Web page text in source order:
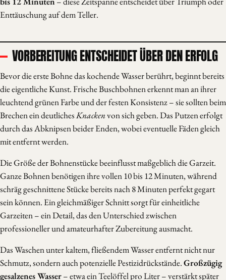
Enttäuschung auf dem Teller.
VORBEREITUNG ENTSCHEIDET ÜBER DEN ERFOLG
Bevor die erste Bohne das kochende Wasser berührt, beginnt bereits
die eigentliche Kunst. Frische Buschbohnen erkennt man an ihrer
leuchtend grünen Farbe und der festen Konsistenz – sie sollten beim
Brechen ein deutlichesKnackenvon sich geben. Das Putzen erfolgt
durch das Abknipsen beider Enden, wobei eventuelle Fäden gleich
mit entfernt werden.
Die Größe der Bohnenstücke beeinflusst maßgeblich die Garzeit.
Ganze Bohnen benötigen ihre vollen 10 bis 12 Minuten, während
schräg geschnittene Stücke bereits nach 8 Minuten perfekt gegart
sein können. Ein gleichmäßiger Schnitt sorgt für einheitliche
Garzeiten – ein Detail, das den Unterschied zwischen
professioneller und amateurhafter Zubereitung ausmacht.
Das Waschen unter kaltem, fließendem Wasser entfernt nicht nur
Schmutz, sondern auch potenzielle Pestizidrückstände.Großzügig
gesalzenes Wasser– etwa ein Teelöffel pro Liter – verstärkt später